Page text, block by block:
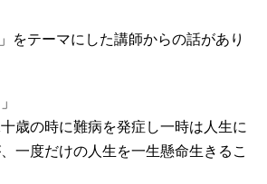
をテーマにした講師からの話があり
歳の時に難病を発症し一時は人生に
一度だけの人生を一生懸命生きるこ